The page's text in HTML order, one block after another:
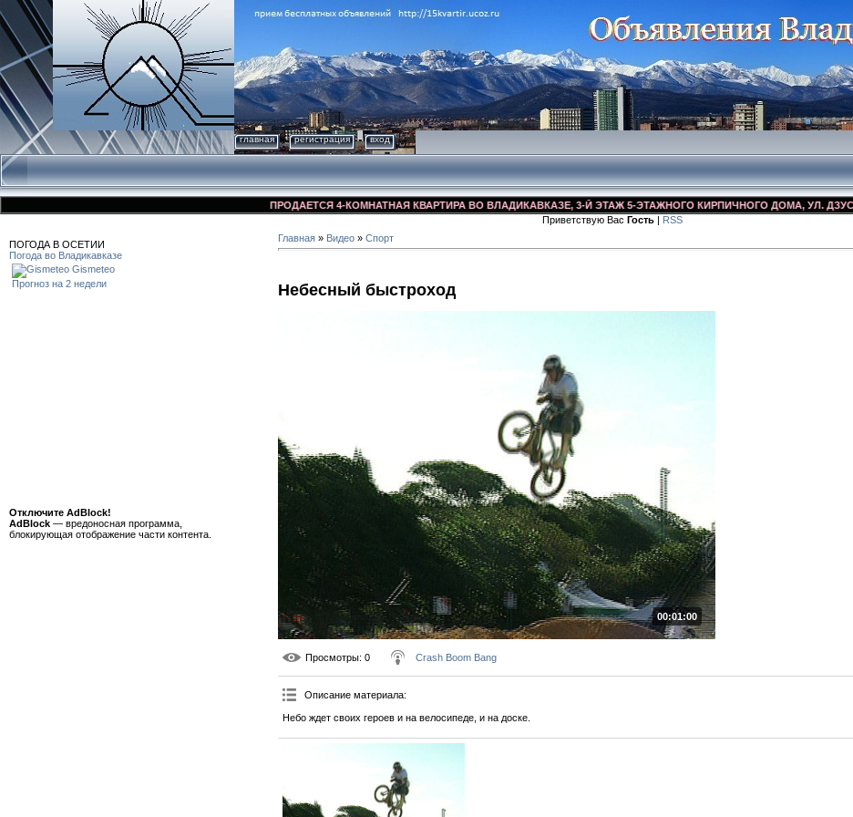
главная регистрация вход
ПРОДАЕТСЯ 4-КОМНАТНАЯ КВАРТИРА ВО ВЛАДИКАВКАЗЕ, 3-Й ЭТАЖ 5-ЭТАЖНОГО КИРПИЧНОГО ДОМА, УЛ.
Приветствую Вас Гость | RSS
ПОГОДА В ОСЕТИИ
Погода во Владикавказе
Gismeteo
Прогноз на 2 недели
Отключите AdBlock!
AdBlock — вредоносная программа,
блокирующая отображение части контента.
Главная » Видео » Спорт
Небесный быстроход
00:01:00
Просмотры: 0 Crash Boom Bang
Описание материала:
Небо ждет своих героев и на велосипеде, и на доске.